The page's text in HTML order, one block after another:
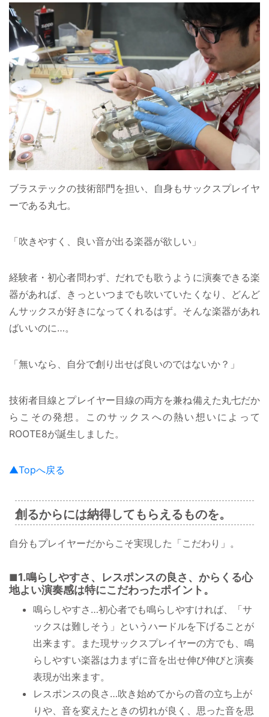
ブラステックの技術部門を担い、自身もサックスプレイヤ
ーである丸七。
「吹きやすく、良い音が出る楽器が欲しい」
経験者・初心者問わず、だれでも歌うように演奏できる楽
器があれば、きっといつまでも吹いていたくなり、どんど
んサックスが好きになってくれるはず。そんな楽器があれ
ばいいのに…。
「無いなら、自分で創り出せば良いのではないか？」
技術者目線とプレイヤー目線の両方を兼ね備えた丸七だか
らこその発想。このサックスへの熱い想いによって
ROOTE8が誕生しました。
▲Topへ戻る
創るからには納得してもらえるものを。
自分もプレイヤーだからこそ実現した「こだわり」。
1.鳴らしやすさ、レスポンスの良さ、からくる心
地よい演奏感は特にこだわったポイント。
鳴らしやすさ…初心者でも鳴らしやすければ、「サ
ックスは難しそう」というハードルを下げることが
出来ます。また現サックスプレイヤーの方でも、鳴
らしやすい楽器は力まずに音を出せ伸び伸びと演奏
表現が出来ます。
レスポンスの良さ…吹き始めてからの音の立ち上が
りや、音を変えたときの切れが良く、思った音を思